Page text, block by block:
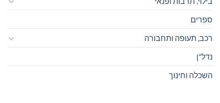
ספרים
רכב, תעופה ותחבורה
נדל"ן
השכלה וחינוך